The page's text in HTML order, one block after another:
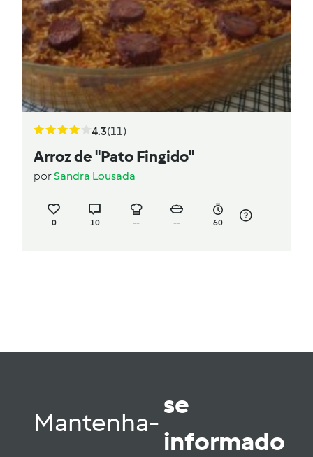
4.3(11)
Arroz de "Pato Fingido"
porSandra Lousada
0 10 -- -- 60
Mantenha-
se
informado